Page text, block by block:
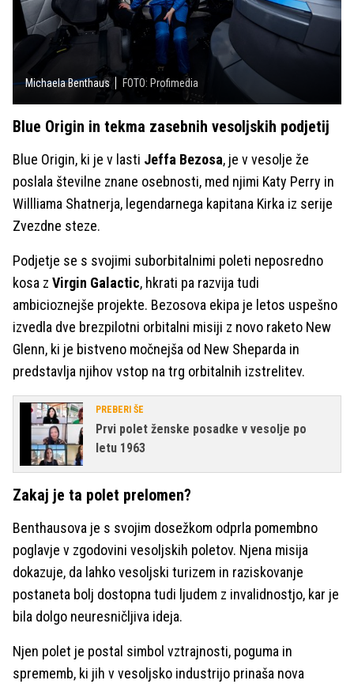
Michaela Benthaus FOTO: Profimedia
Blue Origin in tekma zasebnih vesoljskih podjetij
Blue Origin, ki je v lasti Jeffa Bezosa, je v vesolje že
poslala številne znane osebnosti, med njimi Katy Perry in
Willliama Shatnerja, legendarnega kapitana Kirka iz serije
Zvezdne steze.
Podjetje se s svojimi suborbitalnimi poleti neposredno
kosa z Virgin Galactic, hkrati pa razvija tudi
ambicioznejše projekte. Bezosova ekipa je letos uspešno
izvedla dve brezpilotni orbitalni misiji z novo raketo New
Glenn, ki je bistveno močnejša od New Sheparda in
predstavlja njihov vstop na trg orbitalnih izstrelitev.
PREBERI ŠE
Prvi polet ženske posadke v vesolje po
letu 1963
Zakaj je ta polet prelomen?
Benthausova je s svojim dosežkom odprla pomembno
poglavje v zgodovini vesoljskih poletov. Njena misija
dokazuje, da lahko vesoljski turizem in raziskovanje
postaneta bolj dostopna tudi ljudem z invalidnostjo, kar je
bila dolgo neuresničljiva ideja.
Njen polet je postal simbol vztrajnosti, poguma in
sprememb, ki jih v vesoljsko industrijo prinaša nova